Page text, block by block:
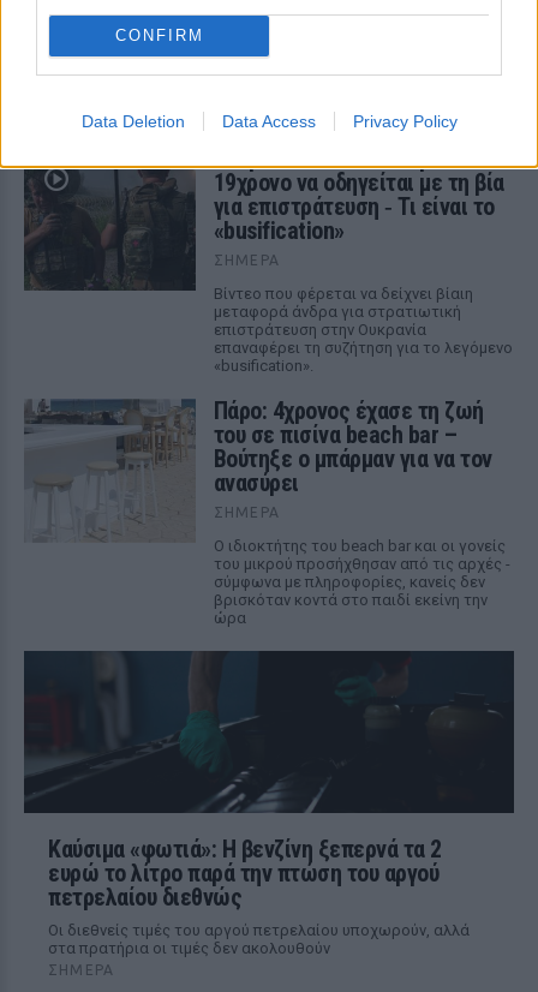
CONFIRM
Data Deletion Data Access Privacy Policy
μεταφορά άνδρα για στρατιωτική
επιστράτευση στην Ουκρανία
«busification».
Ουκρανία: Βίντεο σοκ με
19χρονο να οδηγείται με τη βία
για επιστράτευση ‑ Τι είναι το
«busification»
ΣΉΜΕΡΑ
Βίντεο που φέρεται να δείχνει βίαιη
μεταφορά άνδρα για στρατιωτική
επιστράτευση στην Ουκρανία
επαναφέρει τη συζήτηση για το λεγόμενο
«busification».
Πάρο: 4χρονος έχασε τη ζωή
του σε πισίνα beach bar –
Βούτηξε ο μπάρμαν για να τον
ανασύρει
ΣΉΜΕΡΑ
Ο ιδιοκτήτης του beach bar και οι γονείς
του μικρού προσήχθησαν από τις αρχές -
σύμφωνα με πληροφορίες, κανείς δεν
βρισκόταν κοντά στο παιδί εκείνη την
ώρα
Καύσιμα «φωτιά»: Η βενζίνη ξεπερνά τα 2
ευρώ το λίτρο παρά την πτώση του αργού
πετρελαίου διεθνώς
Οι διεθνείς τιμές του αργού πετρελαίου υποχωρούν, αλλά
στα πρατήρια οι τιμές δεν ακολουθούν
ΣΉΜΕΡΑ